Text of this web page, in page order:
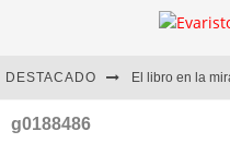
DESTACADO
g0188486